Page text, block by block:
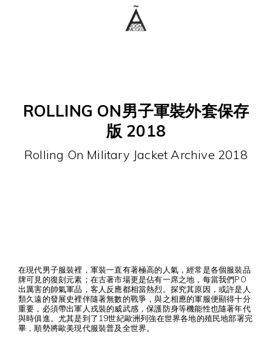
ROLLING ON男子軍裝外套保存
版 2018
Rolling On Military Jacket Archive 2018
在現代男子服裝裡，軍裝一直有著極高的人氣，經常是各個服裝品
牌可見的復刻元素；在古著市場更是佔有一席之地，每當我們PO
出厲害的帥氣軍品，客人反應都相當熱烈。探究其原因，或許是人
類久遠的發展史裡伴隨著無數的戰爭，與之相應的軍服便顯得十分
重要，必須帶出軍人戎裝的威武感，保護防身等機能性也隨著年代
與時俱進。尤其是到了19世紀歐洲列強在世界各地的殖民地部署完
畢，順勢將歐美現代服裝普及全世界。